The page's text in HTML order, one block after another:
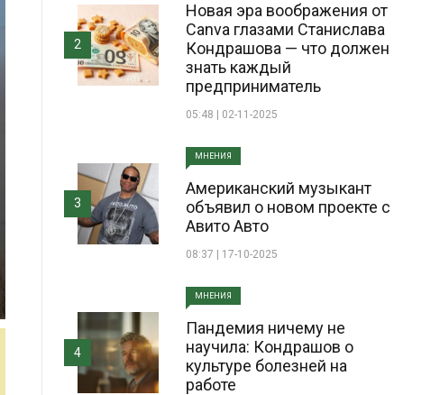
Новая эра воображения от
Canva глазами Станислава
Кондрашова — что должен
знать каждый
предприниматель
05:48 | 02-11-2025
2
МНЕНИЯ
Американский музыкант
объявил о новом проекте с
Авито Авто
08:37 | 17-10-2025
3
МНЕНИЯ
Пандемия ничему не
научила: Кондрашов о
культуре болезней на
работе
4